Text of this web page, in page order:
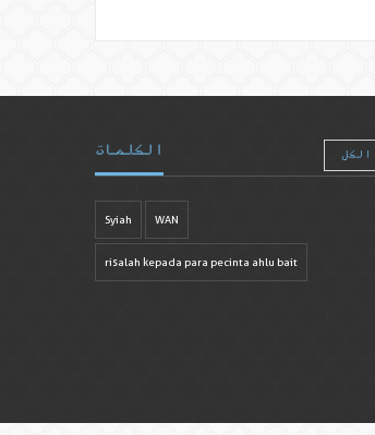
الكلمات الكل
Syiah WAN
risalah kepada para pecinta ahlu bait